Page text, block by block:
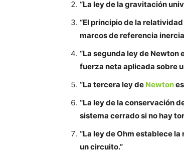
“La ley de la gravitación
“El principio de la
marcos de referencia
“La segunda ley de
fuerza neta aplicada sobre
“La tercera ley de Newton
“La ley de la conservación
sistema cerrado si no hay
“La ley de Ohm establece
un circuito.”